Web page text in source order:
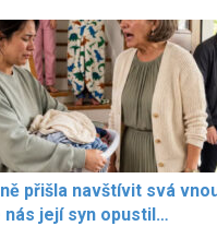
přišla navštívit svá
nás její syn opustil…